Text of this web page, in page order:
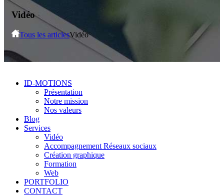
Vidéo
Tous les articlesVidéo
ID-MOTIONS
Présentation
Notre mission
Nos valeurs
Blog
Services
Vidéo
Accompagnement Réseaux sociaux
Création graphique
Formation
Web
PORTFOLIO
CONTACT